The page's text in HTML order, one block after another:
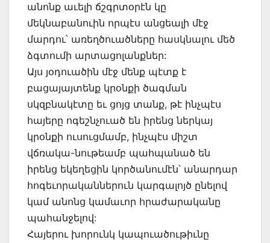
անոնք աւելի ճշգրտօրէն կը
մեկնաբանուին որպէս անցեալի մէջ
մարդու՝ առեղծուածները հասկնալու մեծ
ձգտումի արտացոլանքներ:
Այս յօդուածին մէջ մենք պէտք է
բացայայտենք կրօնքի ծագման
սկզբնակէտը եւ ցոյց տանք, թէ ինչպէս
հայերը ոգեշնչուած են իրենց ներկայ
կրօնքի ուսուցմամբ, ինչպէս միշտ
վճռակա-նութեամբ պահպանած են
իրենց եկեղեցին կործանումէն՝ անարդար
հոգեւորականներուն կարգալոյծ ընելով
կամ անոնց կամաւոր հրաժարականը
պահանջելով:
Հայերու խորունկ կապուածութիւնը